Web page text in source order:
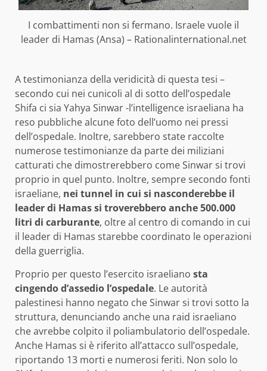
I combattimenti non si fermano. Israele vuole il
leader di Hamas (Ansa) – Rationalinternational.net
A testimonianza della veridicità di questa tesi –
secondo cui nei cunicoli al di sotto dell’ospedale
Shifa ci sia Yahya Sinwar -l’intelligence israeliana ha
reso pubbliche alcune foto dell’uomo nei pressi
dell’ospedale. Inoltre, sarebbero state raccolte
numerose testimonianze da parte dei miliziani
catturati che dimostrerebbero come Sinwar si trovi
proprio in quel punto. Inoltre, sempre secondo fonti
israeliane, nei tunnel in cui si nasconderebbe il
leader di Hamas si troverebbero anche 500.000
litri di carburante, oltre al centro di comando in cui
il leader di Hamas starebbe coordinato le operazioni
della guerriglia.
Proprio per questo l’esercito israeliano sta
cingendo d’assedio l’ospedale. Le autorità
palestinesi hanno negato che Sinwar si trovi sotto la
struttura, denunciando anche una raid israeliano
che avrebbe colpito il poliambulatorio dell’ospedale.
Anche Hamas si è riferito all’attacco sull’ospedale,
riportando 13 morti e numerosi feriti. Non solo lo